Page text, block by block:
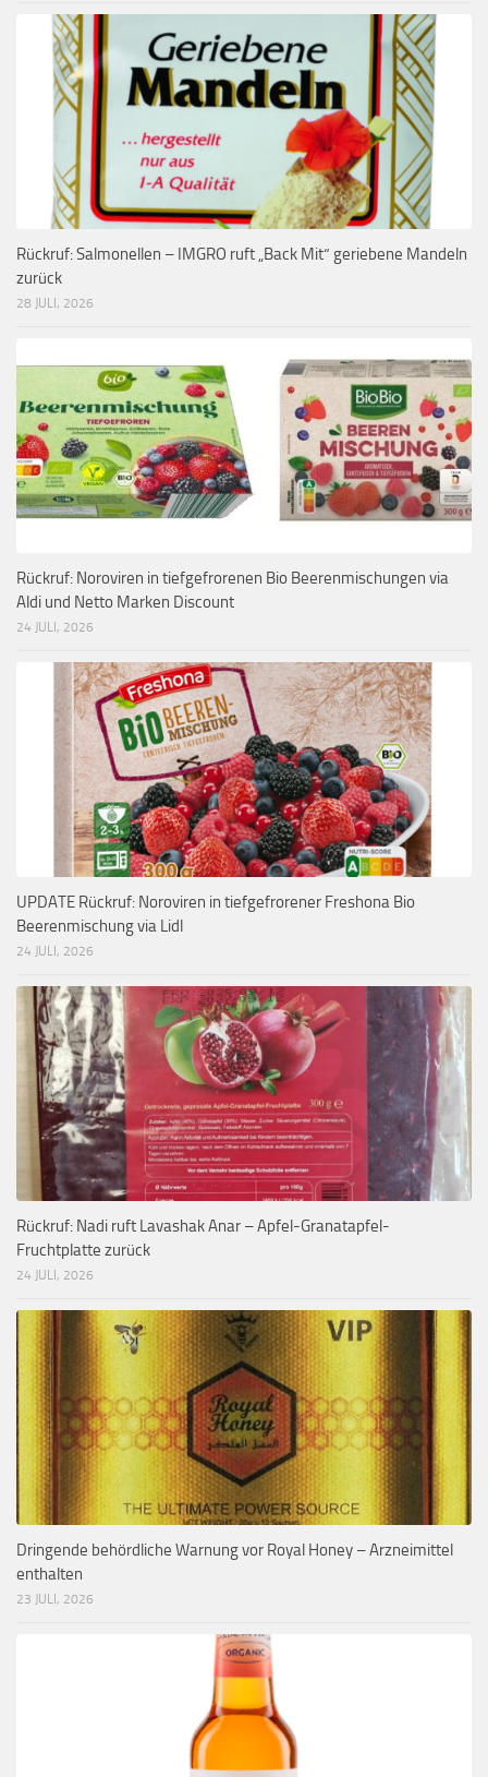
Rückruf: Salmonellen – IMGRO ruft „Back Mit“ geriebene Mandeln
zurück
28 JULI, 2026
Rückruf: Noroviren in tiefgefrorenen Bio Beerenmischungen via
Aldi und Netto Marken Discount
24 JULI, 2026
UPDATE Rückruf: Noroviren in tiefgefrorener Freshona Bio
Beerenmischung via Lidl
24 JULI, 2026
Rückruf: Nadi ruft Lavashak Anar – Apfel-Granatapfel-
Fruchtplatte zurück
24 JULI, 2026
Dringende behördliche Warnung vor Royal Honey – Arzneimittel
enthalten
23 JULI, 2026